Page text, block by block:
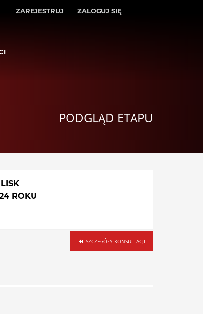
ZAREJESTRUJ ZALOGUJ SIĘ
PODGLĄD ETAPU
ROKU
SZCZEGÓŁY KONSULTACJI